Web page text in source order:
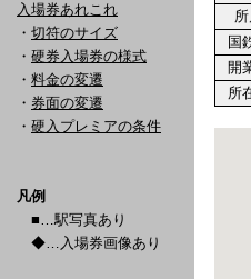
入場券あれこれ
・ 切符のサイズ
・ 硬券入場券の様式
・ 料金の変遷
・ 券面の変遷
・ 硬入プレミアの条件
凡例
■…駅写真あり
◆…入場券画像あり
国
開
所